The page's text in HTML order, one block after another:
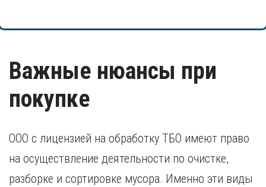
Важные нюансы при
покупке
ООО с лицензией на обработку ТБО имеют право
на осуществление деятельности по очистке,
разборке и сортировке мусора. Именно эти виды